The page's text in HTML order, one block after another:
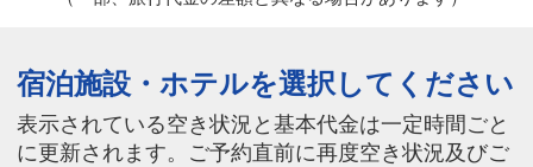
宿泊施設・ホテルを選択してください
表示されている空き状況と基本代金は一定時間ごと
に更新されます。ご予約直前に再度空き状況及びご